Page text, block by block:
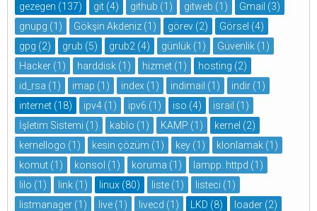
gezegen (137) git (4) github (1) gitweb (1) Gmail (3)
gnupg (1) Gökşin Akdeniz (1) görev (2) Görsel (4)
gpg (2) grub (5) grub2 (4) günlük (1) Güvenlik (1)
Hacker (1) harddisk (1) hizmet (1) hosting (2)
id_rsa (1) imap (1) index (1) indimail (1) indir (1)
internet (18) ipv4 (1) ipv6 (1) iso (4) israil (1)
İşletim Sistemi (1) kablo (1) KAMP (1) kernel (2)
kernellogo (1) kesin çözüm (1) key (1) klonlamak (1)
komut (1) konsol (1) koruma (1) lampp. httpd (1)
lilo (1) link (1) linux (80) liste (1) listeci (1)
listmanager (1) live (1) livecd (1) LKD (8) loader (2)